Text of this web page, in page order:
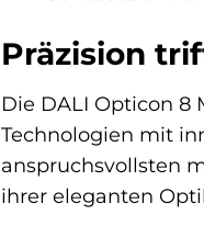
Präzision
Die DALI Opticon 8
Technologien mit
anspruchsvollsten
ihrer eleganten